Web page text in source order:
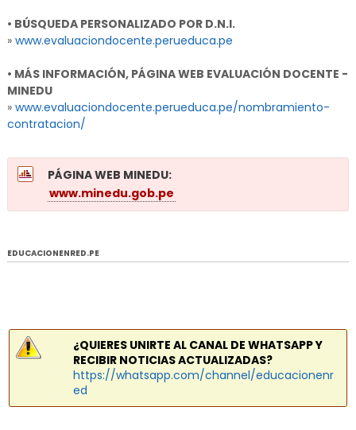
• BÚSQUEDA PERSONALIZADO POR D.N.I.
» www.evaluaciondocente.perueduca.pe
• MÁS INFORMACIÓN, PÁGINA WEB EVALUACIÓN DOCENTE -
MINEDU
» www.evaluaciondocente.perueduca.pe/nombramiento-
contratacion/
PÁGINA WEB MINEDU:
www.minedu.gob.pe
EDUCACIONENRED.PE
¿QUIERES UNIRTE AL CANAL DE WHATSAPP Y
RECIBIR NOTICIAS ACTUALIZADAS?
https://whatsapp.com/channel/educacionenr
ed